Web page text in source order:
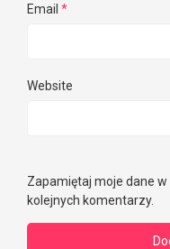
Email *
Website
Zapamiętaj moje dane
kolejnych komentarzy.